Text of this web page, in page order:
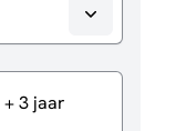
3 jaar